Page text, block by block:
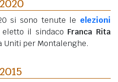
si sono tenute le elezioni
il sindaco Franca Rita
Uniti per Montalenghe.